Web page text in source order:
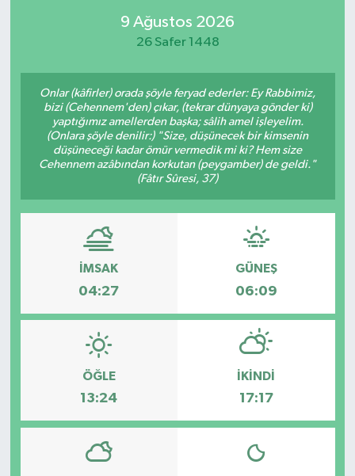
9 Ağustos 2026
26 Safer 1448
Onlar (kâfirler) orada şöyle feryad ederler: Ey Rabbimiz,
bizi (Cehennem'den) çıkar, (tekrar dünyaya gönder ki)
yaptığımız amellerden başka; sâlih amel işleyelim.
(Onlara şöyle denilir:) "Size, düşünecek bir kimsenin
düşüneceği kadar ömür vermedik mi ki? Hem size
Cehennem azâbından korkutan (peygamber) de geldi."
(Fâtır Sûresi, 37)
İMSAK
04:27
GÜNEŞ
06:09
ÖĞLE
13:24
İKINDI
17:17